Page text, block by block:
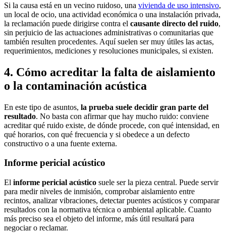
Si la causa está en un vecino ruidoso, una vivienda de uso intensivo,
un local de ocio, una actividad económica o una instalación privada,
la reclamación puede dirigirse contra el causante directo del ruido,
sin perjuicio de las actuaciones administrativas o comunitarias que
también resulten procedentes. Aquí suelen ser muy útiles las actas,
requerimientos, mediciones y resoluciones municipales, si existen.
4. Cómo acreditar la falta de aislamiento
o la contaminación acústica
En este tipo de asuntos, la prueba suele decidir gran parte del
resultado. No basta con afirmar que hay mucho ruido: conviene
acreditar qué ruido existe, de dónde procede, con qué intensidad, en
qué horarios, con qué frecuencia y si obedece a un defecto
constructivo o a una fuente externa.
Informe pericial acústico
El informe pericial acústico suele ser la pieza central. Puede servir
para medir niveles de inmisión, comprobar aislamiento entre
recintos, analizar vibraciones, detectar puentes acústicos y comparar
resultados con la normativa técnica o ambiental aplicable. Cuanto
más preciso sea el objeto del informe, más útil resultará para
negociar o reclamar.